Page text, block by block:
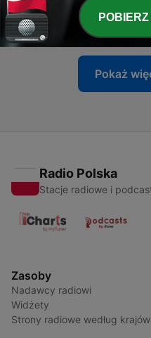
887 - Le journal de 08h00
25 lip 2026
Pokaż
Radio Polska
Stacje radiowe i
Zasoby
Nadawcy radiowi
Widżety
Strony radiowe według krajów